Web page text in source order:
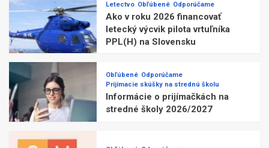
Letectvo Obľúbené Odporúčame
Ako v roku 2026 financovať
letecký výcvik pilota vrtuľníka
PPL(H) na Slovensku
Obľúbené Odporúčame
Prijímacie skúšky na strednú školu
Informácie o prijímačkách na
stredné školy 2026/2027